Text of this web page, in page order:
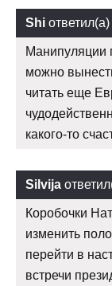
Shi ответил(а)
Манипуляции
можно
читать еще
какого-то
Silvija
Коробочки
изменить
перейти в
встречи